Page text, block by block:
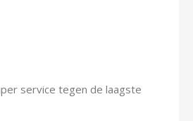
service tegen de laagste